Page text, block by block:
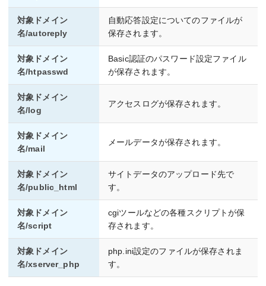
対象ドメイン
名/autoreply
自動応答設定についてのファイルが
保存されます。
対象ドメイン
名/htpasswd
Basic認証のパスワード設定ファイル
が保存されます。
対象ドメイン
名/log
アクセスログが保存されます。
対象ドメイン
名/mail
メールデータが保存されます。
対象ドメイン
名/public_html
サイトデータのアップロード先で
す。
対象ドメイン
名/script
cgiツールなどの各種スクリプトが保
存されます。
対象ドメイン
名/xserver_php
php.ini設定のファイルが保存されま
す。